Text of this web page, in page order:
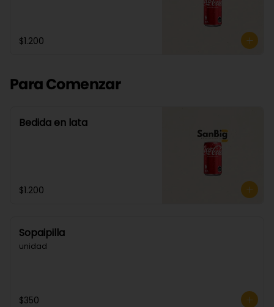
$1.200
Para Comenzar
Bedida en lata
$1.200
Sopaipilla
unidad
$350